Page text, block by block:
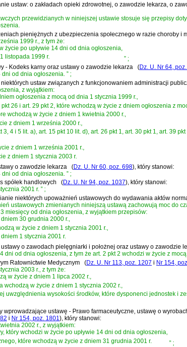
ustaw: o zakładach opieki zdrowotnej, o zawodzie lekarza, o
przewidzianych w niniejszej ustawie stosuje się przepisy
pieniężnych z ubezpieczenia społecznego w razie choroby i
1999 r., z tym że:
życie po upływie 14 dni od dnia ogłoszenia,
listopada 1999 r. ” ;
- Kodeks karny oraz ustawy o zawodzie lekarza (Dz. U. Nr 64,
od dnia ogłoszenia. ” ;
ustaw związanych z funkcjonowaniem administracji
z wyjątkiem:
ogłoszenia z mocą od dnia 1 stycznia 1999 r.,
26 i art. 29 pkt 2, które wchodzą w życie z dniem ogłoszenia z
wchodzą w życie z dniem 1 kwietnia 2000 r.,
z dniem 1 września 2000 r.,
3, 4 i 5 lit. a), art. 15 pkt 10 lit. d), art. 26 pkt 1, art. 30 pkt 1, art. 39
z dniem 1 września 2001 r.,
z dniem 1 stycznia 2003 r.
o zawodzie lekarza (Dz. U. Nr 60, poz. 698), który stanowi:
od dnia ogłoszenia. ” ;
spółek handlowych (Dz. U. Nr 94, poz. 1037), który stanowi:
2001 r. ” ;
niektórych upoważnień ustawowych do wydawania aktów
ustawowych zmienianych niniejszą ustawą zachowują moc do
miesięcy od dnia ogłoszenia, z wyjątkiem przepisów:
30 grudnia 2000 r.,
w życie z dniem 1 stycznia 2001 r.,
1 stycznia 2001 r.
o zawodach pielęgniarki i położnej oraz ustawy o zawodzie
dni od dnia ogłoszenia, z tym że art. 2 pkt 2 wchodzi w życie z
Ratownictwie Medycznym (Dz. U. Nr 113, poz. 1207 i Nr 154,
2003 r., z tym że:
w życie z dniem 1 lipca 2002 r.,
wchodzą w życie z dniem 1 stycznia 2002 r.,
uwzględnienia wysokości środków, które dysponenci jednostek i
wprowadzające ustawę - Prawo farmaceutyczne, ustawę o
i Nr 154, poz. 1801), który stanowi:
2002 r., z wyjątkiem:
który wchodzi w życie po upływie 14 dni od dnia ogłoszenia,
które wchodzą w życie z dniem 31 grudnia 2001 r. ” ;